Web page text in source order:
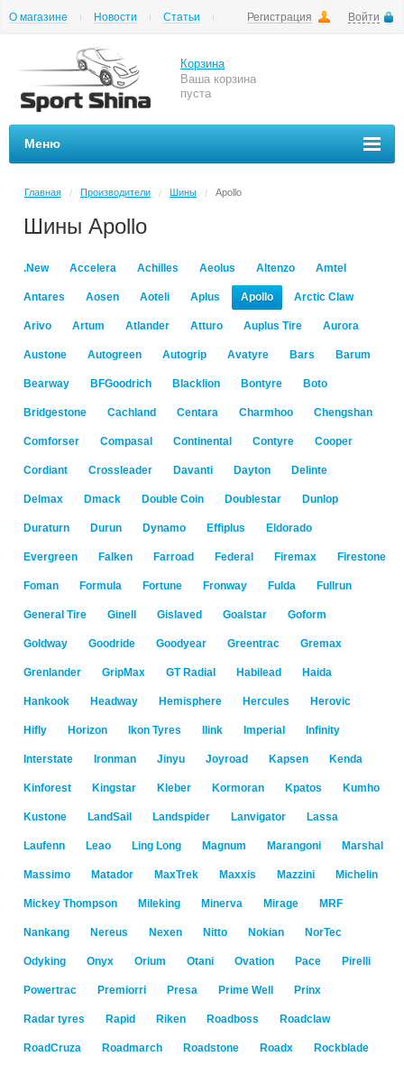
Регистрация Войти
О магазине Новости
Статьи
Корзина
Ваша корзина
пуста
Меню
Главная / Производители / Шины / Apollo
Шины Apollo
.New Accelera Achilles Aeolus Altenzo Amtel
Antares Aosen Aoteli Aplus Apollo Arctic Claw
Arivo Artum Atlander Atturo Auplus Tire Aurora
Austone Autogreen Autogrip Avatyre Bars Barum
Bearway BFGoodrich Blacklion Bontyre Boto
Bridgestone Cachland Centara Charmhoo Chengshan
Comforser Compasal Continental Contyre Cooper
Cordiant Crossleader Davanti Dayton Delinte
Delmax Dmack Double Coin Doublestar Dunlop
Duraturn Durun Dynamo Effiplus Eldorado
Evergreen Falken Farroad Federal Firemax Firestone
Foman Formula Fortune Fronway Fulda Fullrun
General Tire Ginell Gislaved Goalstar Goform
Goldway Goodride Goodyear Greentrac Gremax
Grenlander GripMax GT Radial Habilead Haida
Hankook Headway Hemisphere Hercules Herovic
Hifly Horizon Ikon Tyres Ilink Imperial Infinity
Interstate Ironman Jinyu Joyroad Kapsen Kenda
Kinforest Kingstar Kleber Kormoran Kpatos Kumho
Kustone LandSail Landspider Lanvigator Lassa
Laufenn Leao Ling Long Magnum Marangoni Marshal
Massimo Matador MaxTrek Maxxis Mazzini Michelin
Mickey Thompson Mileking Minerva Mirage MRF
Nankang Nereus Nexen Nitto Nokian NorTec
Odyking Onyx Orium Otani Ovation Pace Pirelli
Powertrac Premiorri Presa Prime Well Prinx
Radar tyres Rapid Riken Roadboss Roadclaw
RoadCruza Roadmarch Roadstone Roadx Rockblade